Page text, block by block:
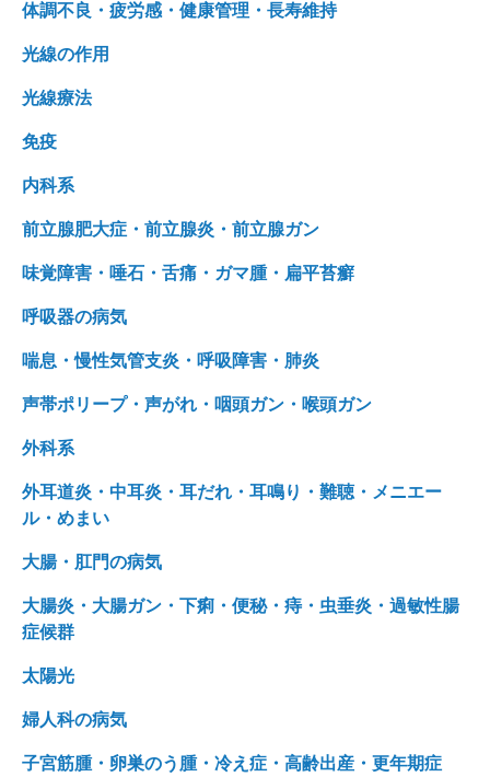
体調不良・疲労感・健康管理・長寿維持
光線の作用
光線療法
免疫
内科系
前立腺肥大症・前立腺炎・前立腺ガン
味覚障害・唾石・舌痛・ガマ腫・扁平苔癬
呼吸器の病気
喘息・慢性気管支炎・呼吸障害・肺炎
声帯ポリープ・声がれ・咽頭ガン・喉頭ガン
外科系
外耳道炎・中耳炎・耳だれ・耳鳴り・難聴・メニエー
ル・めまい
大腸・肛門の病気
大腸炎・大腸ガン・下痢・便秘・痔・虫垂炎・過敏性腸
症候群
太陽光
婦人科の病気
子宮筋腫・卵巣のう腫・冷え症・高齢出産・更年期症